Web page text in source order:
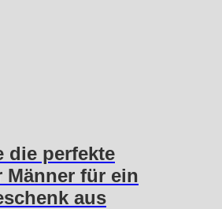
die perfekte
Männer für ein
aus